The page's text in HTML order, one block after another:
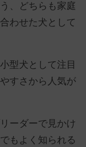
、どちらも家庭
わせた犬として
型犬として注目
すさから人気が
ーダーで見かけ
もよく知られる